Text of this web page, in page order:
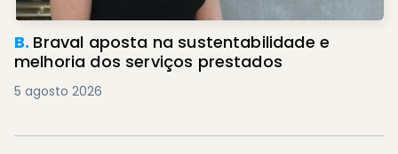
B. Braval aposta na sustentabilidade e
melhoria dos serviços prestados
5 agosto 2026